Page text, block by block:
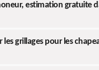
estimation gratuite
grillages pour les